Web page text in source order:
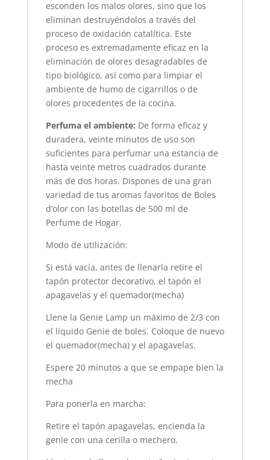
esconden los malos olores, sino que los
eliminan destruyéndolos a través del
proceso de oxidación catalítica. Este
proceso es extremadamente eficaz en la
eliminación de olores desagradables de
tipo biológico, así como para limpiar el
ambiente de humo de cigarrillos o de
olores procedentes de la cocina.
Perfuma el ambiente: De forma eficaz y
duradera, veinte minutos de uso son
suficientes para perfumar una estancia de
hasta veinte metros cuadrados durante
más de dos horas. Dispones de una gran
variedad de tus aromas favoritos de Boles
d’olor con las botellas de 500 ml de
Perfume de Hogar.
Modo de utilización:
Si está vacía, antes de llenarla retire el
tapón protector decorativo, el tapón el
apagavelas y el quemador(mecha)
Llene la Genie Lamp un máximo de 2/3 con
el líquido Genie de boles. Coloque de nuevo
el quemador(mecha) y el apagavelas.
Espere 20 minutos a que se empape bien la
mecha
Para ponerla en marcha:
Retire el tapón apagavelas, encienda la
genie con una cerilla o mechero.